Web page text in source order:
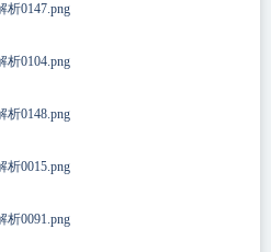
0147.png
0104.png
0148.png
0015.png
0091.png